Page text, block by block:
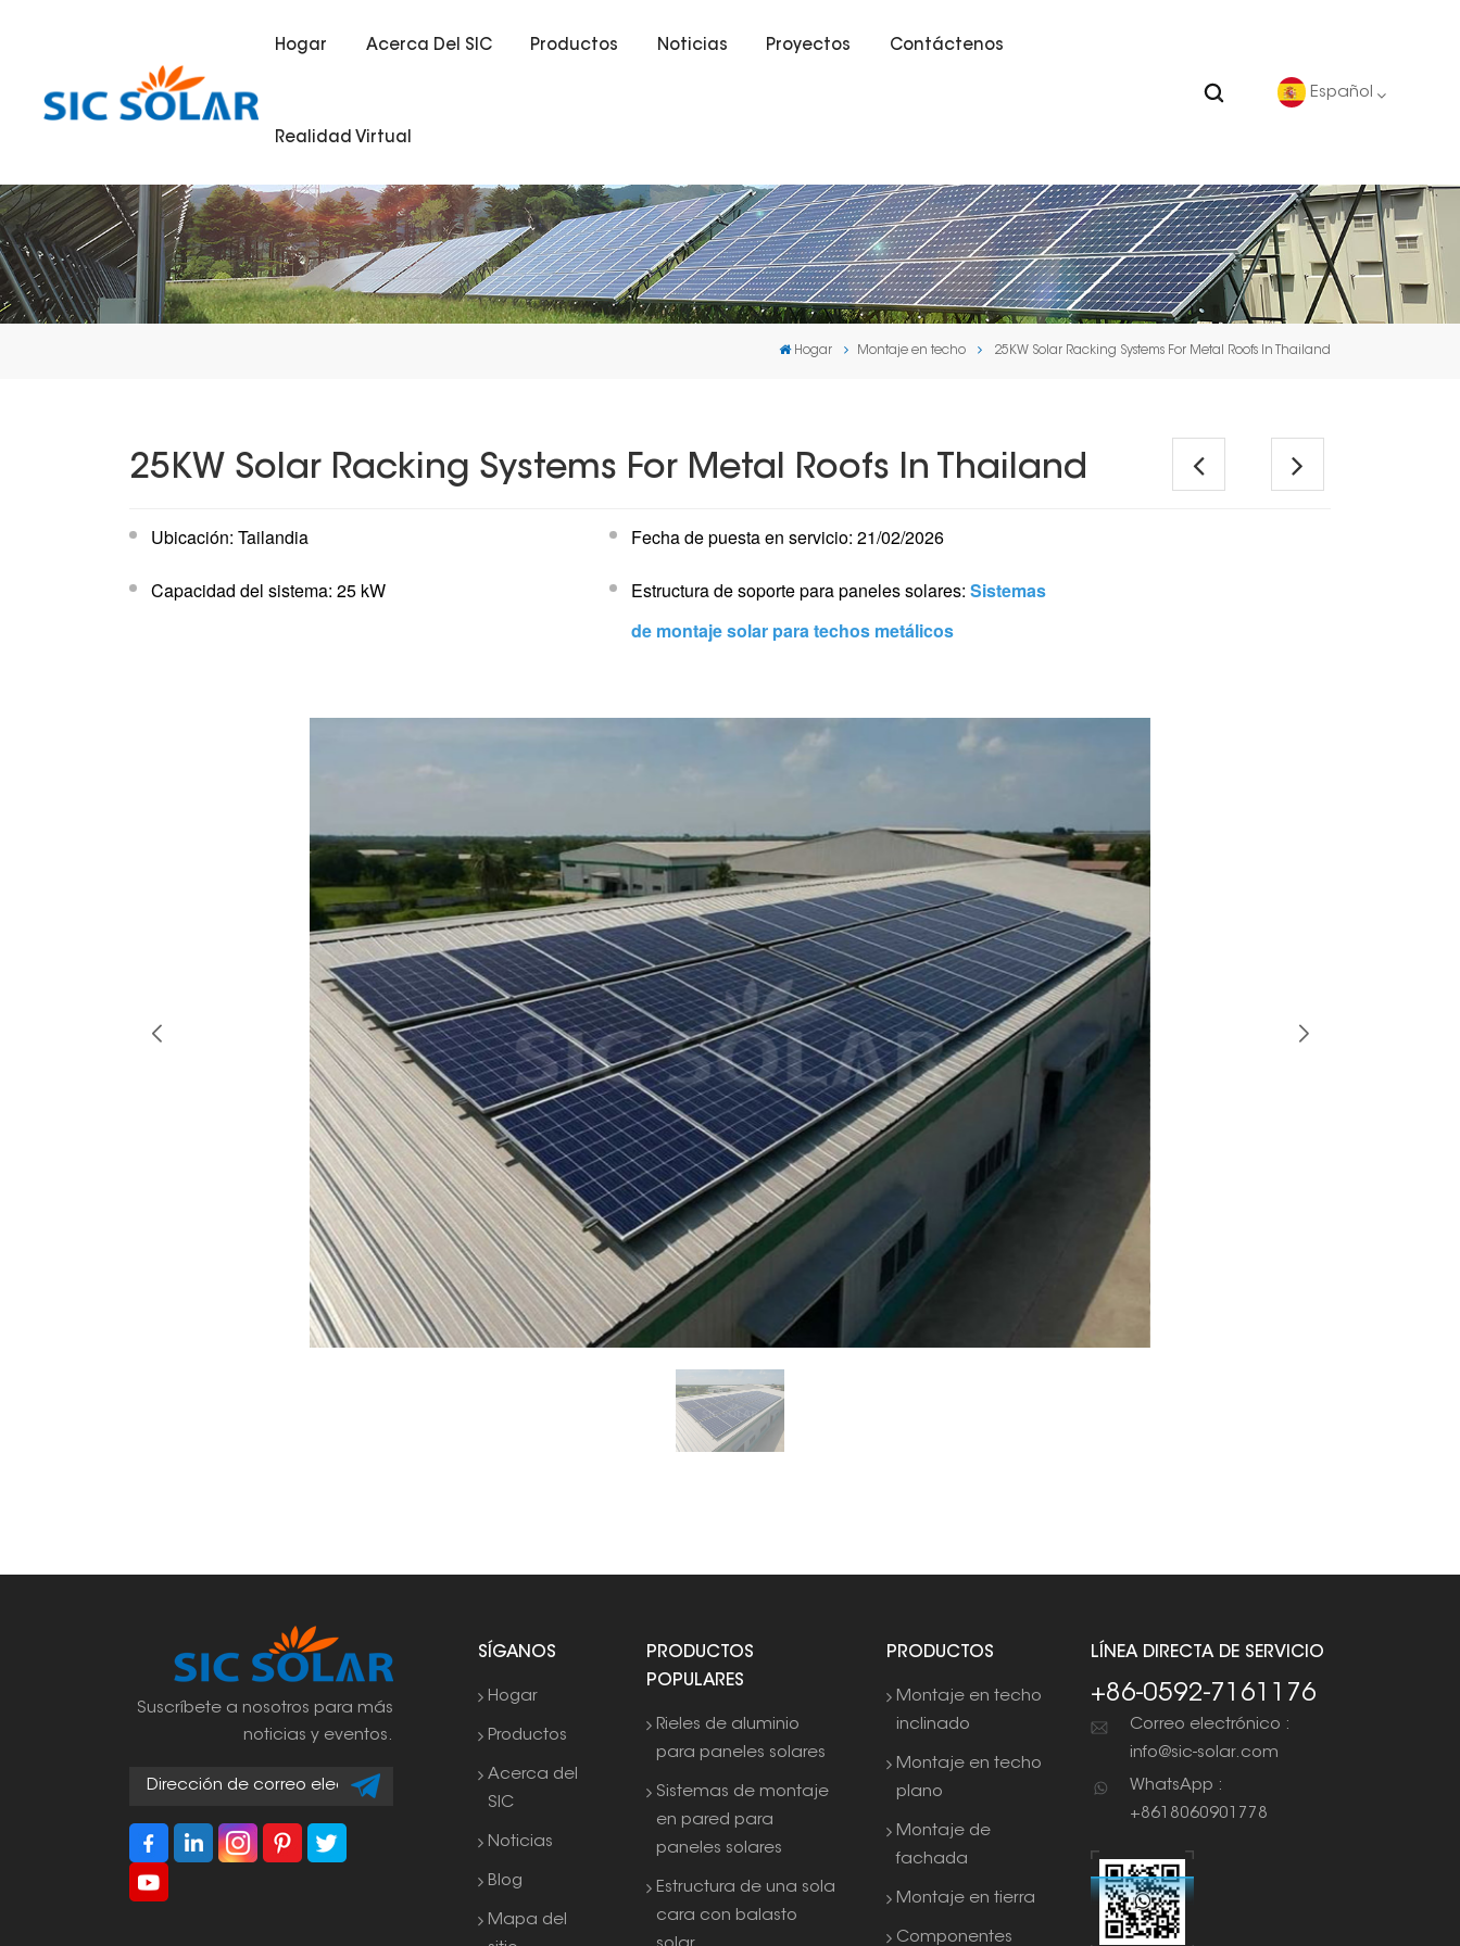
Hogar Acerca Del SIC Productos Noticias Proyectos Contáctenos
Realidad Virtual
Español
English
Deutsch
español
português
Hogar Montaje en techo 25KW Solar Racking Systems For Metal Roofs In Thailand
25KW Solar Racking Systems For Metal Roofs In Thailand
Ubicación: Tailandia Fecha de puesta en servicio: 21/02/2026
Capacidad del sistema: 25 kW Estructura de soporte para paneles solares:Sistemas
de montaje solar para techos metálicos
Suscríbete a nosotros para más
noticias y eventos.
SÍGANOS
Hogar
Productos
Acerca del
SIC
Noticias
Blog
Mapa del
PRODUCTOS
POPULARES
Rieles de aluminio
para paneles solares
Sistemas de montaje
en pared para
paneles solares
Estructura de una sola
cara con balasto
PRODUCTOS
Montaje en techo
inclinado
Montaje en techo
plano
Montaje de
fachada
Montaje en tierra
Componentes
LÍNEA DIRECTA DE SERVICIO
+86-0592-7161176
Correo electrónico :
info@sic-solar.com
WhatsApp :
+8618060901778